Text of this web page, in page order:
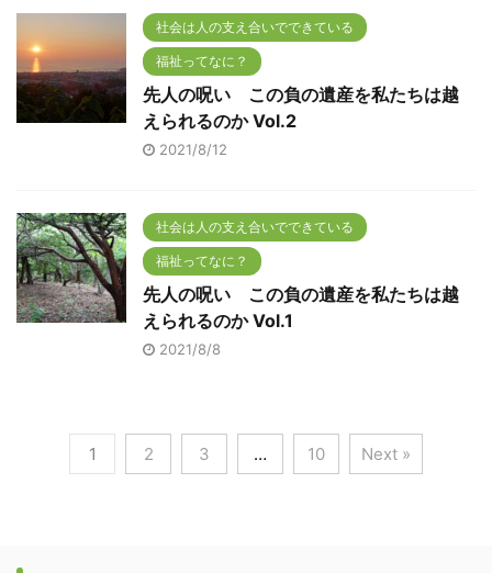
社会は人の支え合いでできている
福祉ってなに？
先人の呪い この負の遺産を私たちは越
えられるのか Vol.2
2021/8/12
社会は人の支え合いでできている
福祉ってなに？
先人の呪い この負の遺産を私たちは越
えられるのか Vol.1
2021/8/8
1 2 3 … 10 Next »